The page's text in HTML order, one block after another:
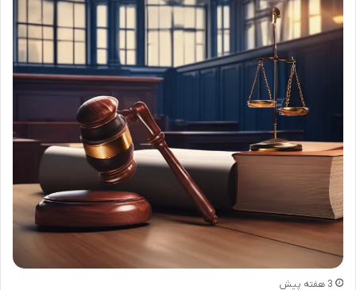
3 هفته پیش